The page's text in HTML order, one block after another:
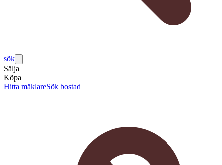
sök
Sälja
Köpa
Hitta mäklareSök bostad